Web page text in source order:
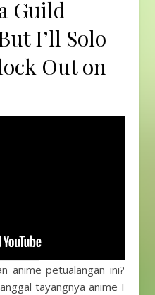
Guild
I’ll Solo
Out on
anime petualangan ini?
tayangnya anime I